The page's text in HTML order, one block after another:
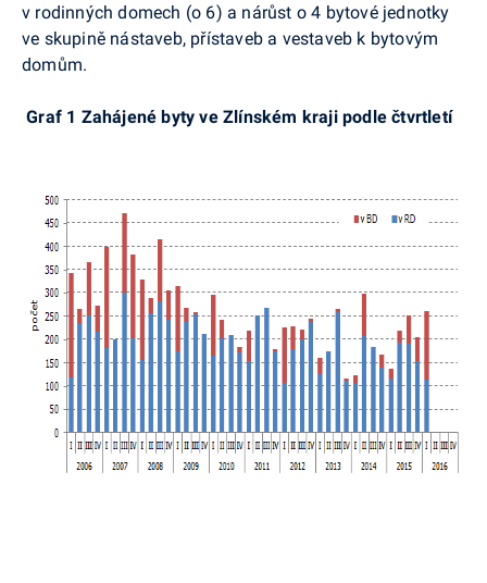
v rodinných domech (o 6) a nárůst o 4 bytové jednotky
ve skupině nástaveb, přístaveb a vestaveb k bytovým
domům.
Graf 1 Zahájené byty ve Zlínském kraji podle čtvrtletí